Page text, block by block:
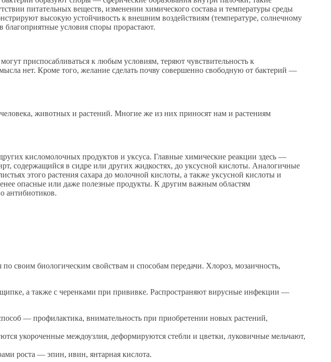
питательных веществ, изменении химического состава и температуры среды
высокую устойчивость к внешним воздействиям (температуре, солнечному
благоприятные условия споры прорастают.
приспосабливаться к любым условиям, теряют чувствительность к
нет. Кроме того, желание сделать почву совершенно свободную от бактерий —
животных и растений. Многие же из них приносят нам и растениям
кисломолочных продуктов и уксуса. Главные химические реакции здесь —
содержащийся в сидре или других жидкостях, до уксусной кислоты. Аналогичные
этого растения сахара до молочной кислоты, а также уксусной кислоты и
опасные или даже полезные продукты. К другим важным областям
антибиотиков.
своим биологическим свойствам и способам передачи. Хлороз, мозаичность,
а также с черенками при прививке. Распространяют вирусные инфекции —
— профилактика, внимательность при приобретении новых растений,
укороченные междоузлия, деформируются стебли и цветки, луковичные мельчают,
роста — эпин, ивин, янтарная кислота.